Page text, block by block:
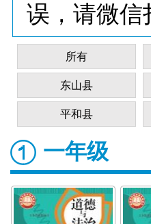
误，请微信
所有
东山县
平和县
一年级